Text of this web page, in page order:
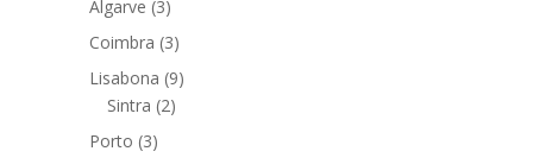
Algarve (3)
Coimbra (3)
Lisabona (9)
Sintra (2)
Porto (3)